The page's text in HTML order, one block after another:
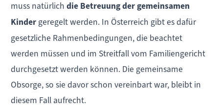
muss natürlichdie Betreuung der gemeinsamen
Kinder geregelt werden. In Österreich gibt es dafür
gesetzliche Rahmenbedingungen, die beachtet
werden müssen und im Streitfall vom Familiengericht
durchgesetzt werden können. Die gemeinsame
Obsorge, so sie davor schon vereinbart war, bleibt in
diesem Fall aufrecht.